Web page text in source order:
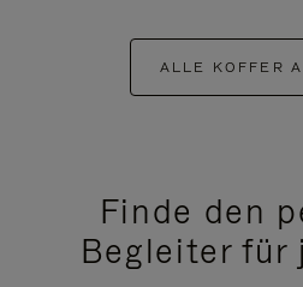
ALLE KOFFER
Finde den
Begleiter für